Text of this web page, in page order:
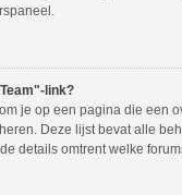
link?
je op een pagina die een
Deze lijst bevat alle
details omtrent welke